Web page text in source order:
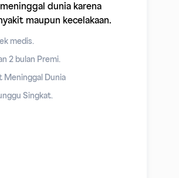
dunia karena
maupun kecelakaan.
medis.
2 bulan Premi.
Meninggal Dunia
Singkat.